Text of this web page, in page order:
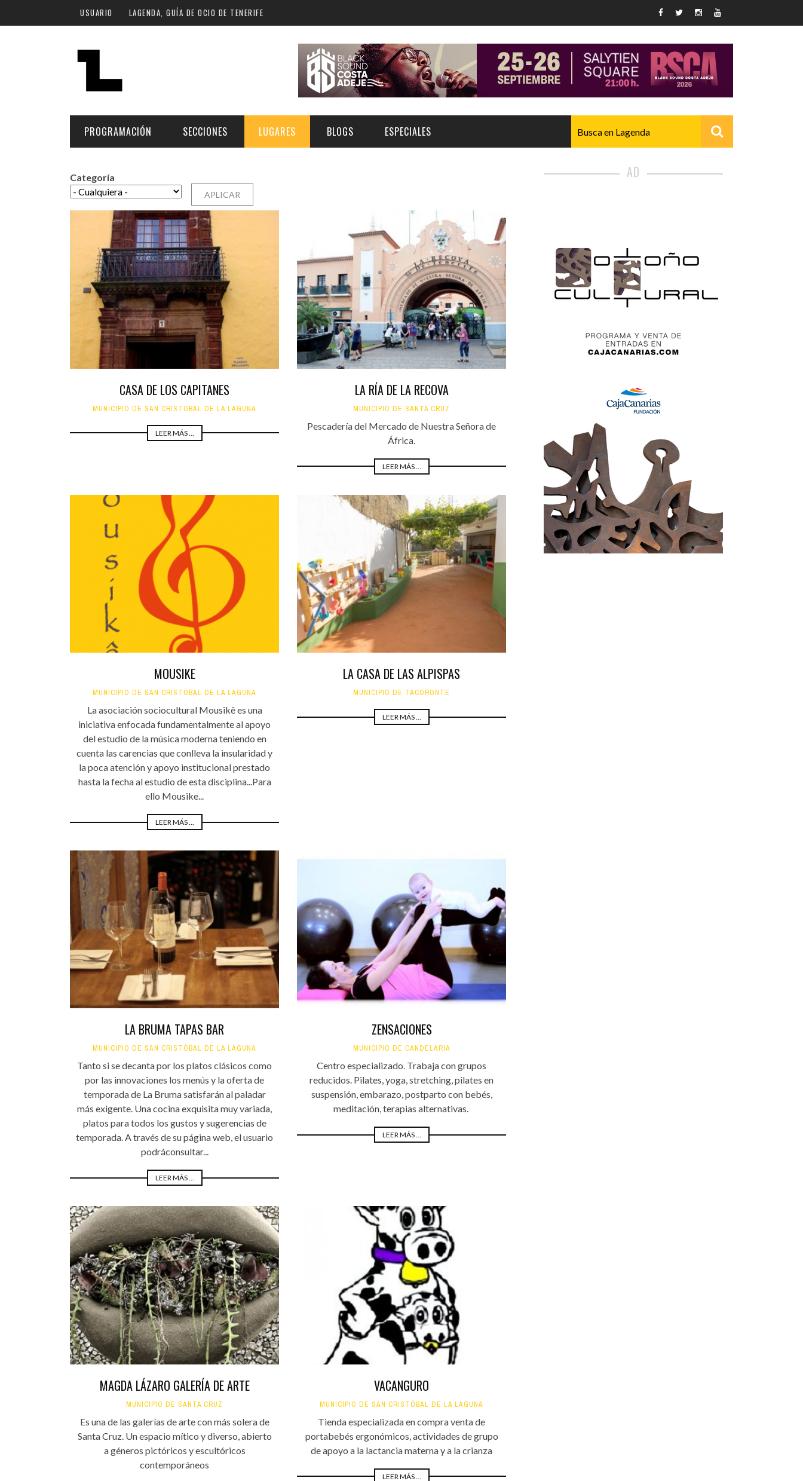
Pasar al contenido principal
USUARIO LAGENDA, GUÍA DE OCIO DE TENERIFE
PROGRAMACIÓN
FECHA
Hoy
Plan Finde
Santa Cruz | La Laguna
Cultura
Deporte y Naturaleza
Gastro
Infantil
Música
Escénicas
SECCIONES
MÚSICA
ESCÉNICAS
CULTURA
GASTRONOMÍA
INFANTIL
LUGARES
LOCALES CON ACTUACIONES
BLOGS ESPECIALES
TENERIFE PHE FESTIVAL 2026
XXVII VERANO DE CUENTO
Categoría
CASA DE LOS CAPITANES
MUNICIPIO DE SAN CRISTÓBAL DE LA LAGUNA
LEER MÁS ...
LA RÍA DE LA RECOVA
MUNICIPIO DE SANTA CRUZ
Pescadería del Mercado de Nuestra Señora de
África.
LEER MÁS ...
MOUSIKE
MUNICIPIO DE SAN CRISTÓBAL DE LA LAGUNA
La asociación sociocultural Mousikê es una
iniciativa enfocada fundamentalmente al apoyo
del estudio de la música moderna teniendo en
cuenta las carencias que conlleva la insularidad y
la poca atención y apoyo institucional prestado
hasta la fecha al estudio de esta disciplina...Para
ello Mousike...
LEER MÁS ...
LA CASA DE LAS ALPISPAS
MUNICIPIO DE TACORONTE
LEER MÁS ...
LA BRUMA TAPAS BAR
MUNICIPIO DE SAN CRISTÓBAL DE LA LAGUNA
Tanto si se decanta por los platos clásicos como
por las innovaciones los menús y la oferta de
temporada de La Bruma satisfarán al paladar
más exigente. Una cocina exquisita muy variada,
platos para todos los gustos y sugerencias de
temporada. A través de su página web, el usuario
podráconsultar...
LEER MÁS ...
ZENSACIONES
MUNICIPIO DE CANDELARIA
Centro especializado. Trabaja con grupos
reducidos. Pilates, yoga, stretching, pilates en
suspensión, embarazo, postparto con bebés,
meditación, terapias alternativas.
LEER MÁS ...
MAGDA LÁZARO GALERÍA DE ARTE
MUNICIPIO DE SANTA CRUZ
Es una de las galerías de arte con más solera de
Santa Cruz. Un espacio mítico y diverso, abierto
a géneros pictóricos y escultóricos
contemporáneos
VACANGURO
MUNICIPIO DE SAN CRISTÓBAL DE LA LAGUNA
Tienda especializada en compra venta de
portabebés ergonómicos, actividades de grupo
de apoyo a la lactancia materna y a la crianza
LEER MÁS ...
AD